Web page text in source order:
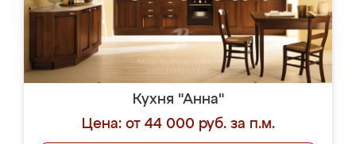
Кухня "Анна"
Цена: от 44 000 руб. за п.м.